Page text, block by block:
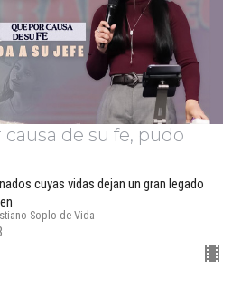
de su fe, pudo
cuyas vidas dejan un gran legado
Soplo de Vida